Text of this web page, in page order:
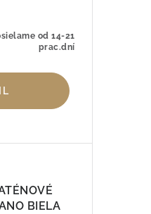
od 14-21
prac.dní
BIELA